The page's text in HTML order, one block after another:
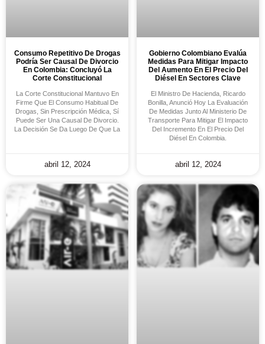
Consumo Repetitivo De Drogas
Podría Ser Causal De Divorcio
En Colombia: Concluyó La
Corte Constitucional
La Corte Constitucional Mantuvo En
Firme Que El Consumo Habitual De
Drogas, Sin Prescripción Médica, Sí
Puede Ser Una Causal De Divorcio.
La Decisión Se Da Luego De Que La
abril 12, 2024
Gobierno Colombiano Evalúa
Medidas Para Mitigar Impacto
Del Aumento En El Precio Del
Diésel En Sectores Clave
El Ministro De Hacienda, Ricardo
Bonilla, Anunció Hoy La Evaluación
De Medidas Junto Al Ministerio De
Transporte Para Mitigar El Impacto
Del Incremento En El Precio Del
Diésel En Colombia.
abril 12, 2024